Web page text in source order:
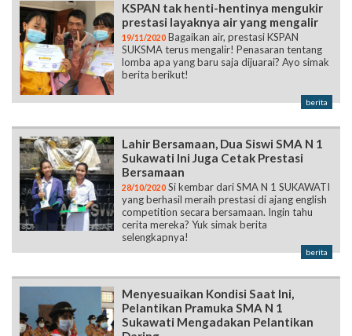
KSPAN tak henti-hentinya mengukir
prestasi layaknya air yang mengalir
19/11/2020 Bagaikan air, prestasi KSPAN
SUKSMA terus mengalir! Penasaran tentang
lomba apa yang baru saja dijuarai? Ayo simak
berita berikut!
berita
Lahir Bersamaan, Dua Siswi SMA N 1
Sukawati Ini Juga Cetak Prestasi
Bersamaan
28/10/2020 Si kembar dari SMA N 1 SUKAWATI
yang berhasil meraih prestasi di ajang english
competition secara bersamaan. Ingin tahu
cerita mereka? Yuk simak berita
selengkapnya!
berita
Menyesuaikan Kondisi Saat Ini,
Pelantikan Pramuka SMA N 1
Sukawati Mengadakan Pelantikan